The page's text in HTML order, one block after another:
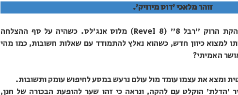
זוהר מלאכי 'דוס מיוזיק'.
חנן היה הגיטריסט הראשי של להקת הרוק "רבל 8" (Revel 8) מלוס אנג'לס. כשהיה על סף ההצלחה
למצוא כיוון חדש, כשהוא נאלץ להתמודד עם שאלות חשובות, כמו מהי
האמיתי?
ומצא את עצמו עומד מול עולם נרעש במסע לחיפוש עומק ותשובות.
'הדלת' הוקלט עם להקה, ונראה כי זהו שער להופעת הבכורה של חנן,